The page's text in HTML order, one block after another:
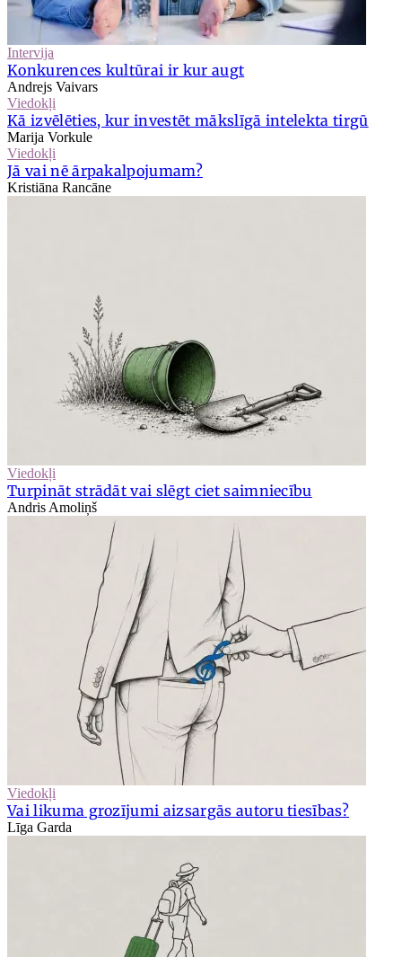
Intervija
Konkurences kultūrai ir kur augt
Andrejs Vaivars
Viedokļi
Kā izvēlēties, kur investēt mākslīgā intelekta tirgū
Marija Vorkule
Viedokļi
Jā vai nē ārpakalpojumam?
Kristiāna Rancāne
Viedokļi
Turpināt strādāt vai slēgt ciet saimniecību
Andris Amoliņš
Viedokļi
Vai likuma grozījumi aizsargās autoru tiesības?
Līga Garda